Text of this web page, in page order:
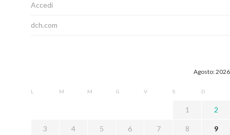
Accedi
dch.com
Agosto: 2026
L M M G V S D
1 2
3 4 5 6 7 8 9